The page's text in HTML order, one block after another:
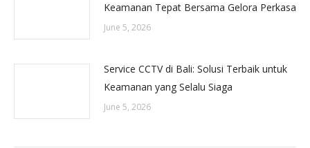
Keamanan Tepat Bersama Gelora Perkasa
June 5, 2026
Service CCTV di Bali: Solusi Terbaik untuk
Keamanan yang Selalu Siaga
June 5, 2026